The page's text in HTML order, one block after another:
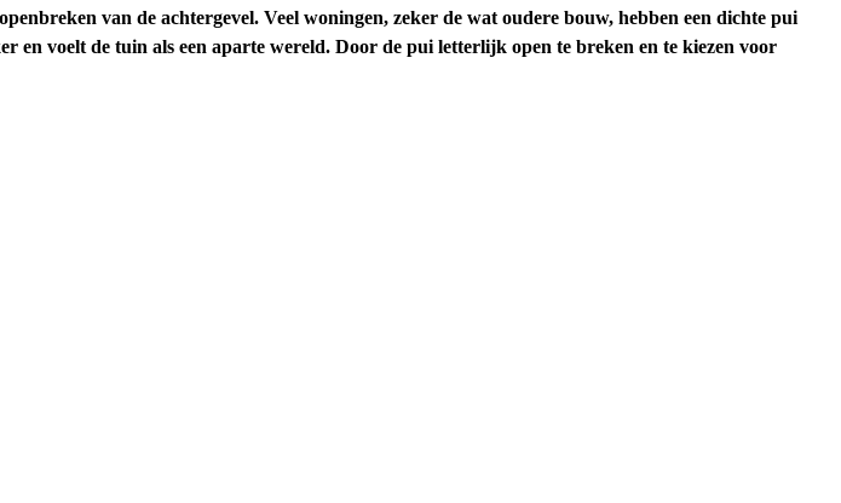
van de achtergevel. Veel woningen, zeker de wat oudere bouw, hebben een dichte pui
voelt de tuin als een aparte wereld. Door de pui letterlijk open te breken en te kiezen voor